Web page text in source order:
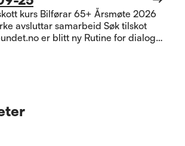
avsluttar samarbeid Søk tilskot
er blitt ny Rutine for dialog